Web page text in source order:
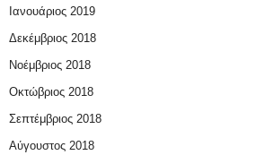
Ιανουάριος 2019
Δεκέμβριος 2018
Νοέμβριος 2018
Οκτώβριος 2018
Σεπτέμβριος 2018
Αύγουστος 2018